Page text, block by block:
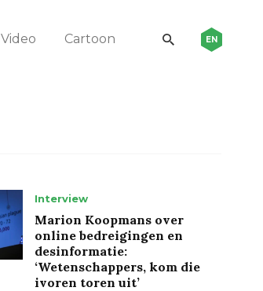
Video Cartoon EN
Interview
Marion Koopmans over
online bedreigingen en
desinformatie:
‘Wetenschappers, kom die
ivoren toren uit’